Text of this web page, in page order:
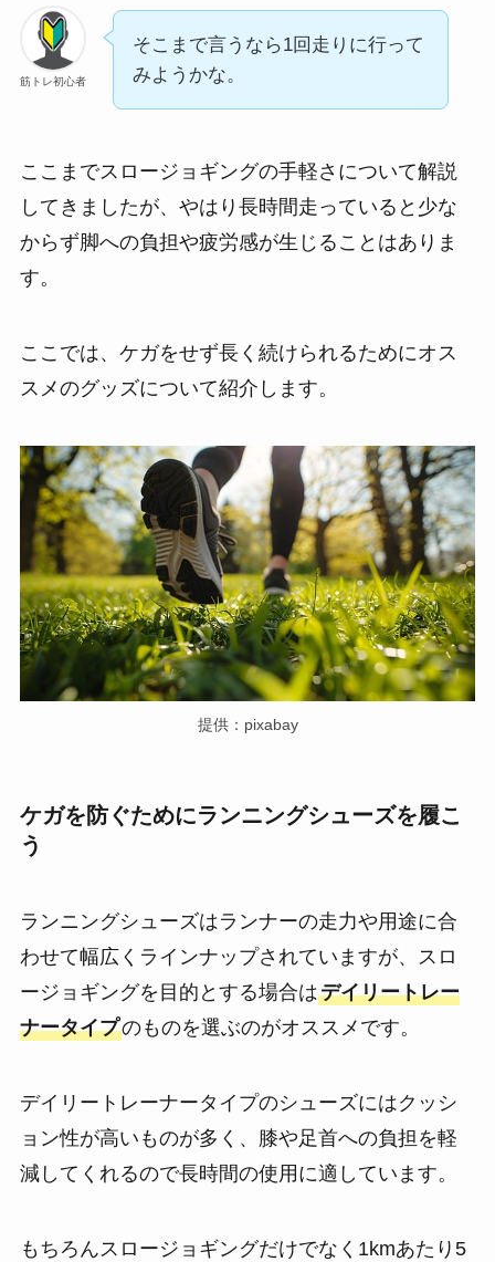
筋トレ初心者
そこまで言うなら1回走りに行って
みようかな。
ここまでスロージョギングの手軽さについて解説
してきましたが、やはり長時間走っていると少な
からず脚への負担や疲労感が生じることはありま
す。
ここでは、ケガをせず長く続けられるためにオス
スメのグッズについて紹介します。
提供：pixabay
ケガを防ぐためにランニングシューズを履こ
う
ランニングシューズはランナーの走力や用途に合
わせて幅広くラインナップされていますが、スロ
ージョギングを目的とする場合はデイリートレー
ナータイプのものを選ぶのがオススメです。
デイリートレーナータイプのシューズにはクッシ
ョン性が高いものが多く、膝や足首への負担を軽
減してくれるので長時間の使用に適しています。
もちろんスロージョギングだけでなく1kmあたり5